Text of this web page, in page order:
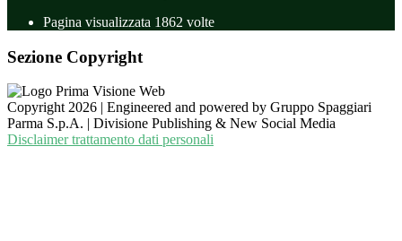
Pagina visualizzata 1862 volte
Sezione Copyright
Copyright 2026 | Engineered and powered by Gruppo Spaggiari
Parma S.p.A. | Divisione Publishing & New Social Media
Disclaimer trattamento dati personali